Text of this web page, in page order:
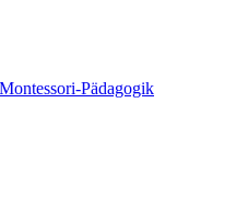
Pädagogik